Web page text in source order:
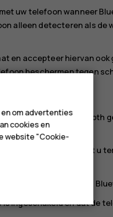
uw telefoon wanneer
alleen detecteren als de
en accepteer hiervan ook
beschermen tegen
delen, kunt u Bluetooth
gebruiken. Zo kunt u
ingeschakeld en dat de
om advertenties
cookies en
website "Cookie-